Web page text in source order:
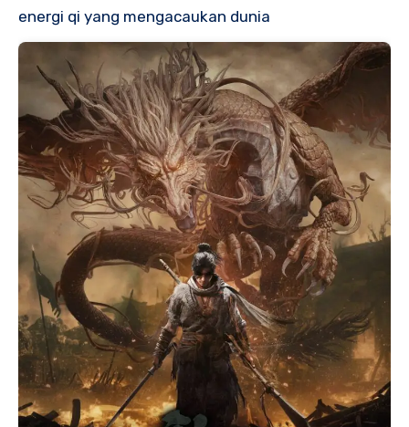
energi qi yang mengacaukan dunia